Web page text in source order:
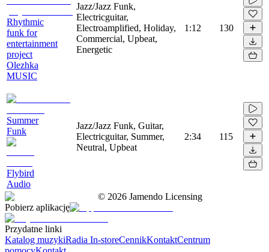
Rhythmic
funk for
entertainment
project
Olezhka
MUSIC
Jazz/Jazz Funk,
Electricguitar,
Electroamplified, Holiday,
Commercial, Upbeat,
Energetic
1:12 130
Summer
Funk
Flybird
Audio
Jazz/Jazz Funk, Guitar,
Electricguitar, Summer,
Neutral, Upbeat
2:34 115
© 2026 Jamendo Licensing
Pobierz aplikację
Przydatne linki
Katalog muzykiRadia In-storeCennikKontaktCentrum